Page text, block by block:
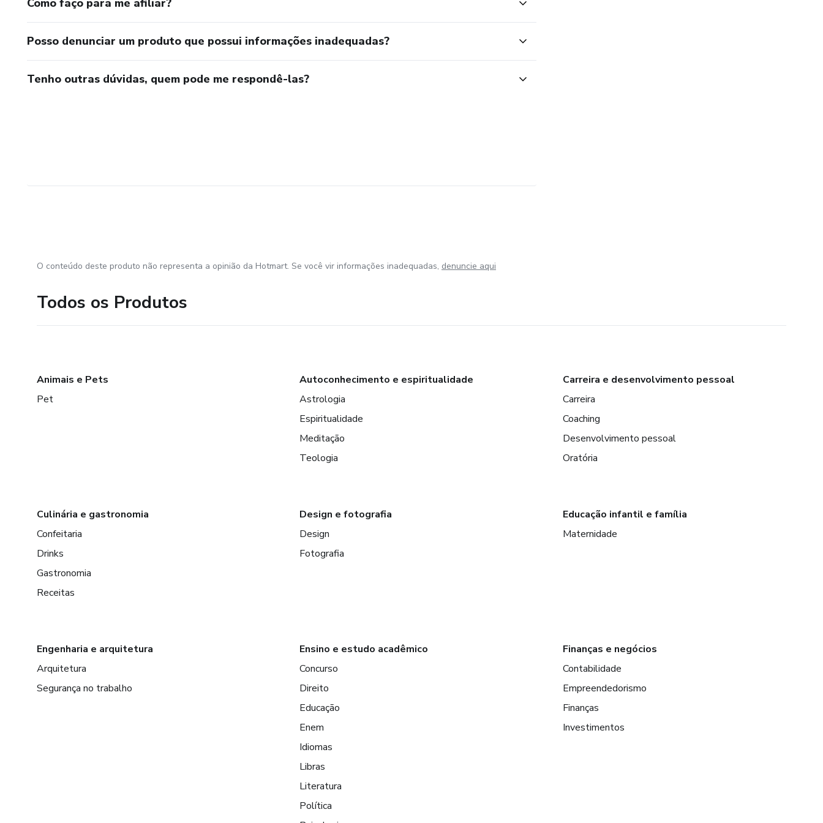
Posso denunciar um produto que possui informações inadequadas?
Tenho outras dúvidas, quem pode me respondê-las?
O conteúdo deste produto não representa a opinião da Hotmart. Se você vir informações inadequadas, denuncie aqui
Todos os Produtos
Animais e Pets
Pet
Autoconhecimento e espiritualidade
Astrologia
Espiritualidade
Meditação
Teologia
Carreira e desenvolvimento pessoal
Carreira
Coaching
Desenvolvimento pessoal
Oratória
Culinária e gastronomia
Confeitaria
Drinks
Gastronomia
Receitas
Design e fotografia
Design
Fotografia
Educação infantil e família
Maternidade
Engenharia e arquitetura
Arquitetura
Segurança no trabalho
Ensino e estudo acadêmico
Concurso
Direito
Educação
Enem
Idiomas
Libras
Literatura
Política
Finanças e negócios
Contabilidade
Empreendedorismo
Finanças
Investimentos